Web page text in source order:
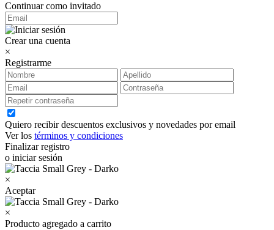
Continuar como invitado
Crear una cuenta
×
Registrarme
Quiero recibir descuentos exclusivos y novedades por email
Ver los términos y condiciones
Finalizar registro
o iniciar sesión
×
Aceptar
×
Producto agregado a carrito